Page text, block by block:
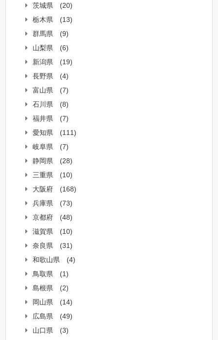
茨城県
(20)
栃木県
(13)
群馬県
(9)
山梨県
(6)
新潟県
(19)
長野県
(4)
富山県
(7)
石川県
(8)
福井県
(7)
愛知県
(111)
岐阜県
(7)
静岡県
(28)
三重県
(10)
大阪府
(168)
兵庫県
(73)
京都府
(48)
滋賀県
(10)
奈良県
(31)
和歌山県
(4)
鳥取県
(1)
島根県
(2)
岡山県
(14)
広島県
(49)
山口県
(3)